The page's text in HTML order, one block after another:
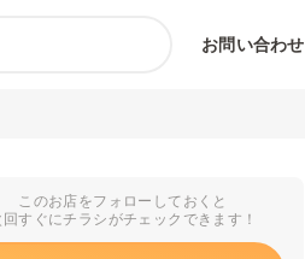
お問い合わせ
このお店をフォローしておくと
回すぐにチラシがチェックできます！